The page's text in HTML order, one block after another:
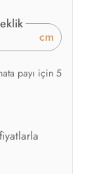
cm
payı için 5